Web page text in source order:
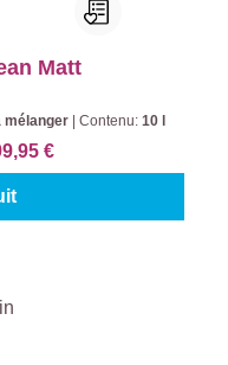
Matt
mélanger Contenu: 10 l
€